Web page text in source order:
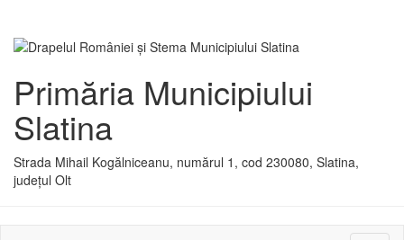
Primăria Municipiului
Slatina
Strada Mihail Kogălniceanu, numărul 1, cod 230080, Slatina,
județul Olt